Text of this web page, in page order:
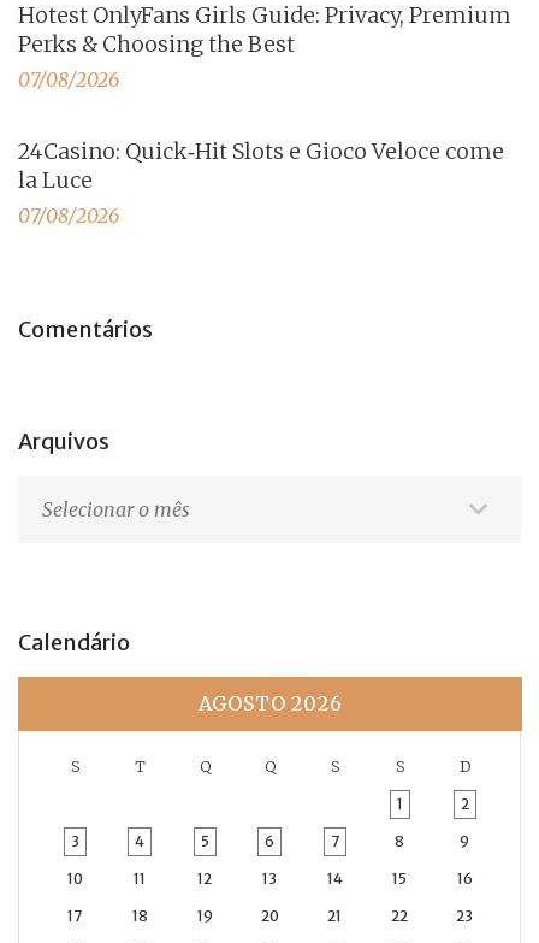
Hotest OnlyFans Girls Guide: Privacy, Premium
Perks & Choosing the Best
07/08/2026
24Casino: Quick‑Hit Slots e Gioco Veloce come
la Luce
07/08/2026
Comentários
Arquivos
Calendário
AGOSTO 2026
S T Q Q S S D
1 2
3 4 5 6 7 8 9
10 11 12 13 14 15 16
17 18 19 20 21 22 23